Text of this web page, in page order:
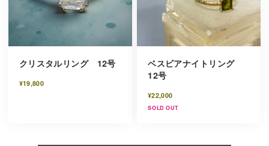
クリスタルリング 12号
¥19,800
ベスビアナイトリング
12号
¥22,000
SOLD OUT